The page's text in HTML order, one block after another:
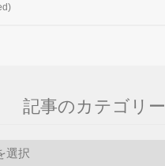
記事のカテゴリー